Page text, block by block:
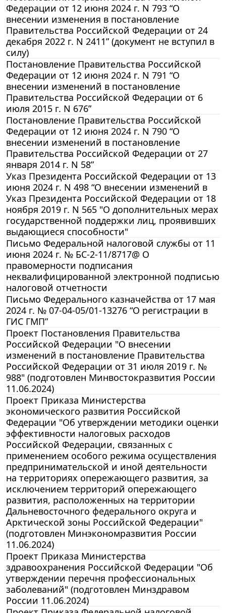
Федерации от 12 июня 2024 г. N 793 “О
внесении изменения в постановление
Правительства Российской Федерации от 24
декабря 2022 г. N 2411” (документ не вступил в
силу)
Постановление Правительства Российской
Федерации от 12 июня 2024 г. N 791 “О
внесении изменений в постановление
Правительства Российской Федерации от 6
июля 2015 г. N 676”
Постановление Правительства Российской
Федерации от 12 июня 2024 г. N 790 “О
внесении изменений в постановление
Правительства Российской Федерации от 27
января 2014 г. N 58”
Указ Президента Российской Федерации от 13
июня 2024 г. N 498 “О внесении изменений в
Указ Президента Российской Федерации от 18
ноября 2019 г. N 565 "О дополнительных мерах
государственной поддержки лиц, проявивших
выдающиеся способности"
Письмо Федеральной налоговой службы от 11
июня 2024 г. № БС-2-11/8717@ О
правомерности подписания
неквалифицированной электронной подписью
налоговой отчетности
Письмо Федерального казначейства от 17 мая
2024 г. № 07-04-05/01-13276 “О регистрации в
ГИС ГМП”
Проект Постановления Правительства
Российской Федерации "О внесении
изменений в постановление Правительства
Российской Федерации от 31 июля 2019 г. №
988" (подготовлен Минвостокразвития России
11.06.2024)
Проект Приказа Министерства
экономического развития Российской
Федерации "Об утверждении методики оценки
эффективности налоговых расходов
Российской Федерации, связанных с
применением особого режима осуществления
предпринимательской и иной деятельности
на территориях опережающего развития, за
исключением территорий опережающего
развития, расположенных на территории
Дальневосточного федерального округа и
Арктической зоны Российской Федерации"
(подготовлен Минэкономразвития России
11.06.2024)
Проект Приказа Министерства
здравоохранения Российской Федерации "Об
утверждении перечня профессиональных
заболеваний" (подготовлен Минздравом
России 11.06.2024)